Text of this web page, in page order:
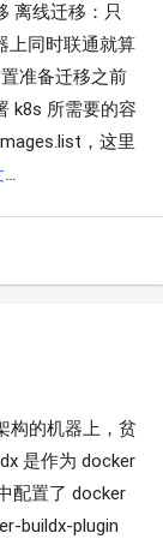
离线迁移：只
上同时联通就算
准备迁移之前
k8s 所需要的容
，这里
…
构的机器上，贫
是作为 docker
配置了 docker
buildx-plugin